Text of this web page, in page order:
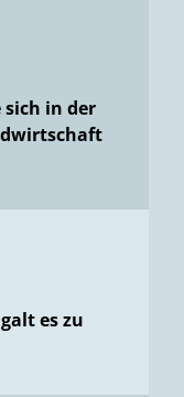
sich in der
es zu